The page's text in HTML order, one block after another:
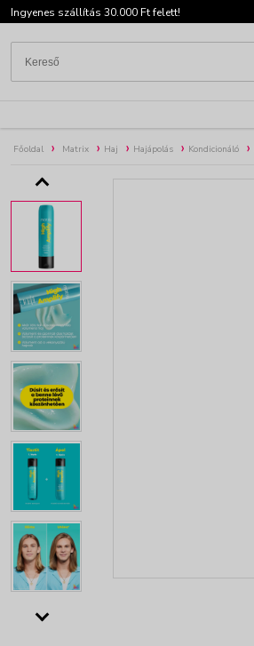
Ingyenes szállítás 30.000 Ft felett!
Főoldal Matrix Haj Hajápolás Kondicionáló